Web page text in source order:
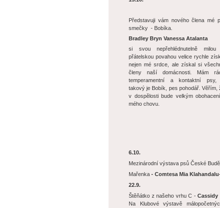
Představuji vám nového člena mé
smečky - Bobíka.
Bradley Bryn Vanessa Atalanta
si svou nepřehlédnutelně
přátelskou povahou velice rychle
nejen mé srdce, ale získal si
členy naší domácnosti.
Mám
temperamentní a kontaktní
takový je Bobík, pes pohodář. Věřím,
v dospělosti bude velkým
mého chovu.
6.10.
Mezinárodní výstava psů České
Mařenka - Comtesa Mia
22.9.
Štěňátko z našeho vrhu C -Cassidy
Na Klubové výstavě